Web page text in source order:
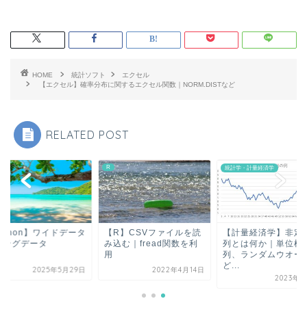
HOME 統計ソフト
エクセル
【エクセル】確率分布に関するエクセル関数｜NORM.DISTなど
RELATED POST
】ワイドデータ
ングデータ
2025年5月29日
R
【R】CSVファイルを読
み込む｜fread関数を利
用
2022年4月14日
統計学・計量経済学
【計量経済学】非定
列とは何か｜単位根
列、ランダムウオー
ど...
2023年5